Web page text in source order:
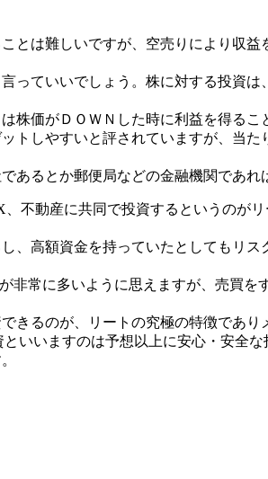
は難しいですが、空売りにより収
っていいでしょう。株に対する投資
株価がＤＯＷＮした時に利益を得るこ
しやすいと評されていますが、当
るとか郵便局などの金融機関であれ
不動産に共同で投資するというのが
、高額資金を持っていたとしてもリ
常に多いように思えますが、売買を
るのが、リートの究極の特徴であり
いいますのは予想以上に安心・安全